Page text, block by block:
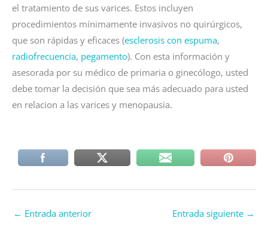
el tratamiento de sus varices. Estos incluyen
procedimientos mínimamente invasivos no quirúrgicos,
que son rápidas y eficaces (esclerosis con espuma,
radiofrecuencia, pegamento). Con esta información y
asesorada por su médico de primaria o ginecólogo, usted
debe tomar la decisión que sea más adecuado para usted
en relacion a las varices y menopausia.
← Entrada anterior Entrada siguiente →